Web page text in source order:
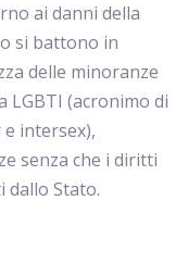
ai danni della
si battono in
delle minoranze
(acronimo di
intersex),
senza che i diritti
dallo Stato.